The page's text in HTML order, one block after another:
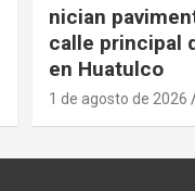
nician
calle principal
en Huatulco
1 de agosto de 2026